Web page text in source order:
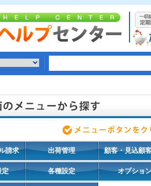
請求 出荷管理 顧客・見込顧
定 各種設定 オプショ